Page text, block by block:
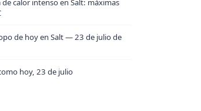
de calor intenso en Salt: máximas
de hoy en Salt — 23 de julio de
hoy, 23 de julio